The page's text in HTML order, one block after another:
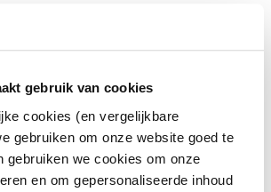
gebruik van cookies
cookies (en vergelijkbare
gebruiken om onze website goed te
gebruiken we cookies om onze
en om gepersonaliseerde inhoud
Opvoeding (ALO)